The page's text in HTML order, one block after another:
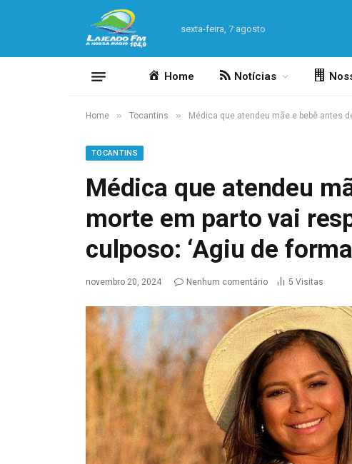
sexta-feira, 7 agosto
Home Notícias
Home » Tocantins » Médica que atendeu mãe e bebê antes
TOCANTINS
Médica que atendeu
morte em parto vai
culposo: ‘Agiu de
novembro 20, 2024 Nenhum comentário 5 Visitas